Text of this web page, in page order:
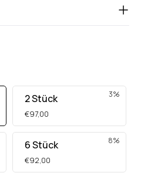
3%
2 Stück
€97,00
8%
6 Stück
€92,00